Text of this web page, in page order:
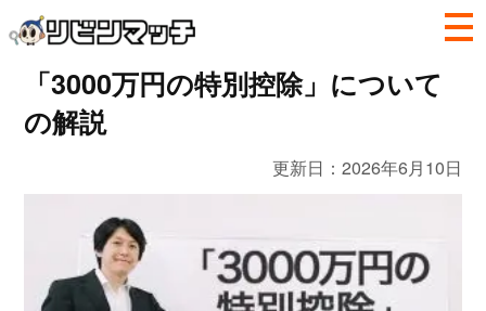
「3000万円の特別控除」について
の解説
更新日：2026年6月10日